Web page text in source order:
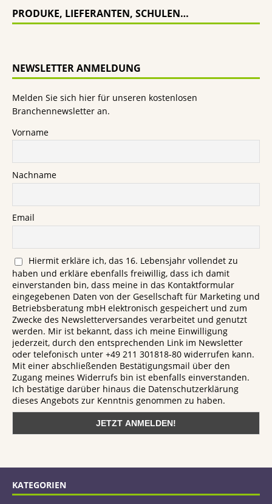
PRODUKE, LIEFERANTEN, SCHULEN…
NEWSLETTER ANMELDUNG
Melden Sie sich hier für unseren kostenlosen
Branchennewsletter an.
Vorname
Nachname
Email
Hiermit erkläre ich, das 16. Lebensjahr vollendet zu
haben und erkläre ebenfalls freiwillig, dass ich damit
einverstanden bin, dass meine in das Kontaktformular
eingegebenen Daten von der Gesellschaft für Marketing und
Betriebsberatung mbH elektronisch gespeichert und zum
Zwecke des Newsletterversandes verarbeitet und genutzt
werden. Mir ist bekannt, dass ich meine Einwilligung
jederzeit, durch den entsprechenden Link im Newsletter
oder telefonisch unter +49 211 301818-80 widerrufen kann.
Mit einer abschließenden Bestätigungsmail über den
Zugang meines Widerrufs bin ist ebenfalls einverstanden.
Ich bestätige darüber hinaus die Datenschutzerklärung
dieses Angebots zur Kenntnis genommen zu haben.
KATEGORIEN